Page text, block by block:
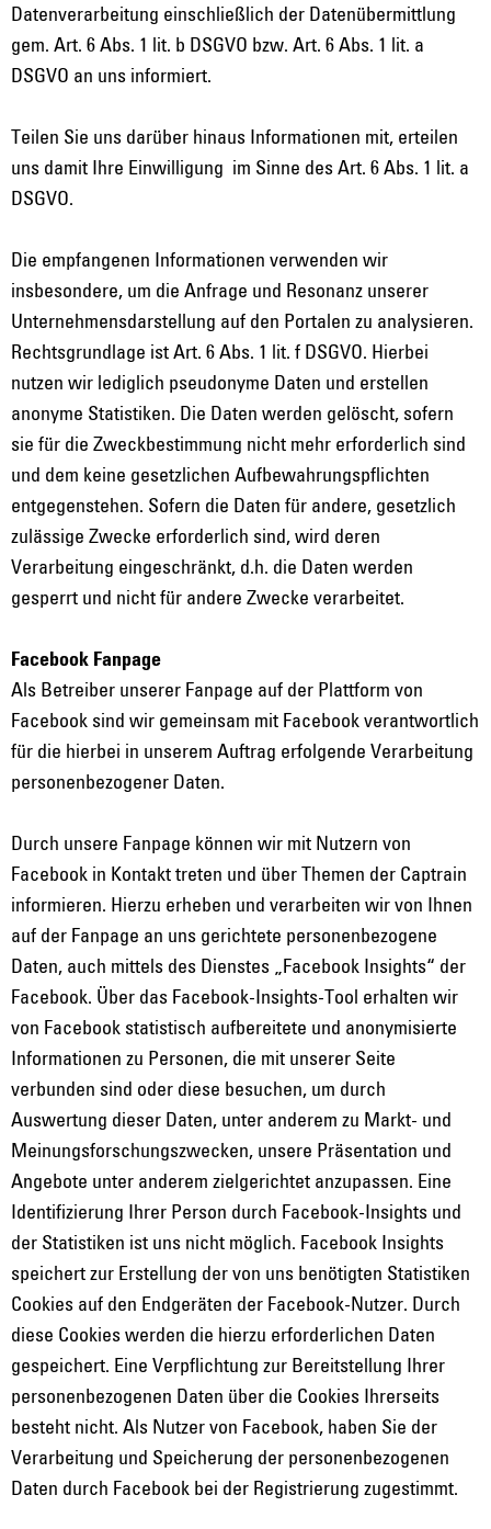
Datenverarbeitung einschließlich der Datenübermittlung
gem. Art. 6 Abs. 1 lit. b DSGVO bzw. Art. 6 Abs. 1 lit. a
DSGVO an uns informiert.
Teilen Sie uns darüber hinaus Informationen mit, erteilen
uns damit Ihre Einwilligung im Sinne des Art. 6 Abs. 1 lit. a
DSGVO.
Die empfangenen Informationen verwenden wir
insbesondere, um die Anfrage und Resonanz unserer
Unternehmensdarstellung auf den Portalen zu analysieren.
Rechtsgrundlage ist Art. 6 Abs. 1 lit. f DSGVO. Hierbei
nutzen wir lediglich pseudonyme Daten und erstellen
anonyme Statistiken. Die Daten werden gelöscht, sofern
sie für die Zweckbestimmung nicht mehr erforderlich sind
und dem keine gesetzlichen Aufbewahrungspflichten
entgegenstehen. Sofern die Daten für andere, gesetzlich
zulässige Zwecke erforderlich sind, wird deren
Verarbeitung eingeschränkt, d.h. die Daten werden
gesperrt und nicht für andere Zwecke verarbeitet.
Facebook Fanpage
Als Betreiber unserer Fanpage auf der Plattform von
Facebook sind wir gemeinsam mit Facebook verantwortlich
für die hierbei in unserem Auftrag erfolgende Verarbeitung
personenbezogener Daten.
Durch unsere Fanpage können wir mit Nutzern von
Facebook in Kontakt treten und über Themen der Captrain
informieren. Hierzu erheben und verarbeiten wir von Ihnen
auf der Fanpage an uns gerichtete personenbezogene
Daten, auch mittels des Dienstes „Facebook Insights“ der
Facebook. Über das Facebook-Insights-Tool erhalten wir
von Facebook statistisch aufbereitete und anonymisierte
Informationen zu Personen, die mit unserer Seite
verbunden sind oder diese besuchen, um durch
Auswertung dieser Daten, unter anderem zu Markt- und
Meinungsforschungszwecken, unsere Präsentation und
Angebote unter anderem zielgerichtet anzupassen. Eine
Identifizierung Ihrer Person durch Facebook-Insights und
der Statistiken ist uns nicht möglich. Facebook Insights
speichert zur Erstellung der von uns benötigten Statistiken
Cookies auf den Endgeräten der Facebook-Nutzer. Durch
diese Cookies werden die hierzu erforderlichen Daten
gespeichert. Eine Verpflichtung zur Bereitstellung Ihrer
personenbezogenen Daten über die Cookies Ihrerseits
besteht nicht. Als Nutzer von Facebook, haben Sie der
Verarbeitung und Speicherung der personenbezogenen
Daten durch Facebook bei der Registrierung zugestimmt.